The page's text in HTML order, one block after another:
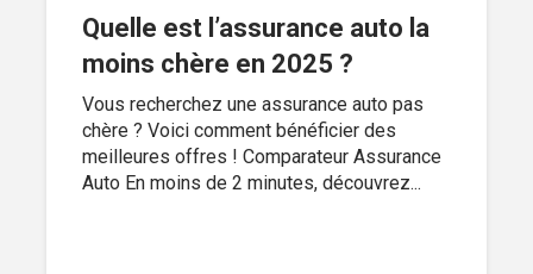
Quelle est l’assurance auto la
moins chère en 2025 ?
Vous recherchez une assurance auto pas
chère ? Voici comment bénéficier des
meilleures offres ! Comparateur Assurance
Auto En moins de 2 minutes, découvrez...